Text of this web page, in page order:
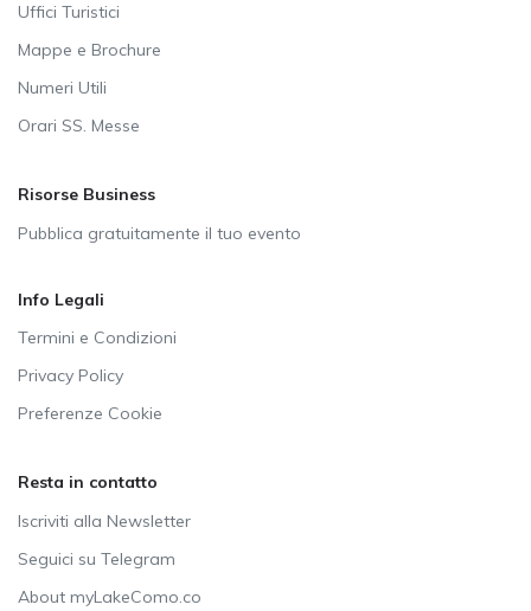
Uffici Turistici
Mappe e Brochure
Numeri Utili
Orari SS. Messe
Risorse Business
Pubblica gratuitamente il tuo evento
Info Legali
Termini e Condizioni
Privacy Policy
Preferenze Cookie
Resta in contatto
Iscriviti alla Newsletter
Seguici su Telegram
About myLakeComo.co